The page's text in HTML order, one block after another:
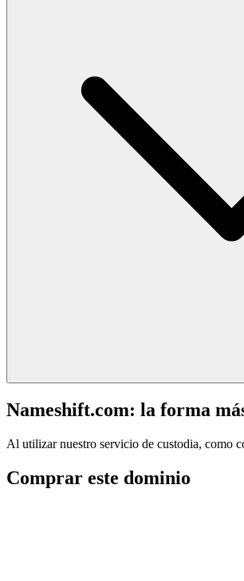
Nameshift.com: la forma
Al utilizar nuestro servicio de custodia, como
Comprar este dominio